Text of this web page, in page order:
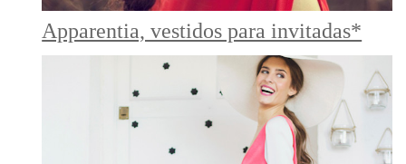
Apparentia, vestidos para invitadas*